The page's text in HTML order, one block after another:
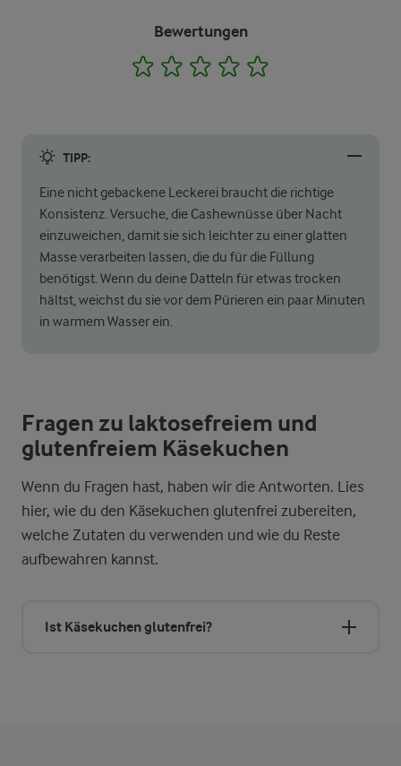
Bewertungen
1 2 3 4
TIPP:
Eine nicht gebackene Leckerei braucht die richtige
Konsistenz. Versuche, die Cashewnüsse über Nacht
einzuweichen, damit sie sich leichter zu einer glatten
Masse verarbeiten lassen, die du für die Füllung
benötigst. Wenn du deine Datteln für etwas trocken
hältst, weichst du sie vor dem Pürieren ein paar Minuten
in warmem Wasser ein.
Fragen zu laktosefreiem und
glutenfreiem Käsekuchen
Wenn du Fragen hast, haben wir die Antworten. Lies
hier, wie du den Käsekuchen glutenfrei zubereiten,
welche Zutaten du verwenden und wie du Reste
aufbewahren kannst.
Ist Käsekuchen glutenfrei?